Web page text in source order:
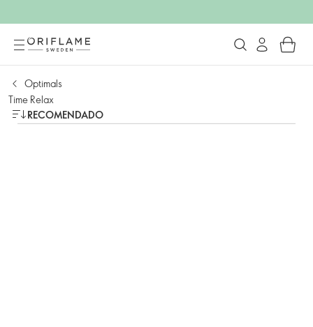
Optimals
Time Relax
RECOMENDADO